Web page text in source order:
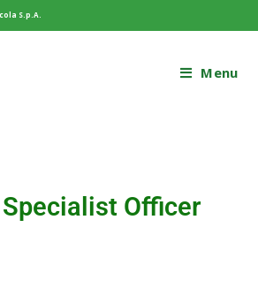
S.p.A.
Menu
Officer